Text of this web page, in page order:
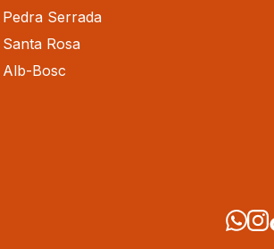
Pedra Serrada
Rosa
Alb-Bosc